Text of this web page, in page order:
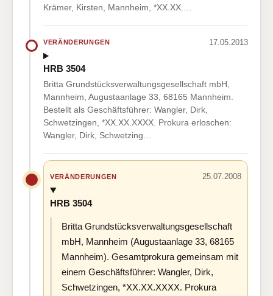
Krämer, Kirsten, Mannheim, *XX.XX.…
VERÄNDERUNGEN 17.05.2013
HRB 3504
Britta Grundstücksverwaltungsgesellschaft mbH,
Mannheim, Augustaanlage 33, 68165 Mannheim.
Bestellt als Geschäftsführer: Wangler, Dirk,
Schwetzingen, *XX.XX.XXXX. Prokura erloschen:
Wangler, Dirk, Schwetzing…
VERÄNDERUNGEN 25.07.2008
HRB 3504
Britta Grundstücksverwaltungsgesellschaft
mbH, Mannheim (Augustaanlage 33, 68165
Mannheim). Gesamtprokura gemeinsam mit
einem Geschäftsführer: Wangler, Dirk,
Schwetzingen, *XX.XX.XXXX. Prokura